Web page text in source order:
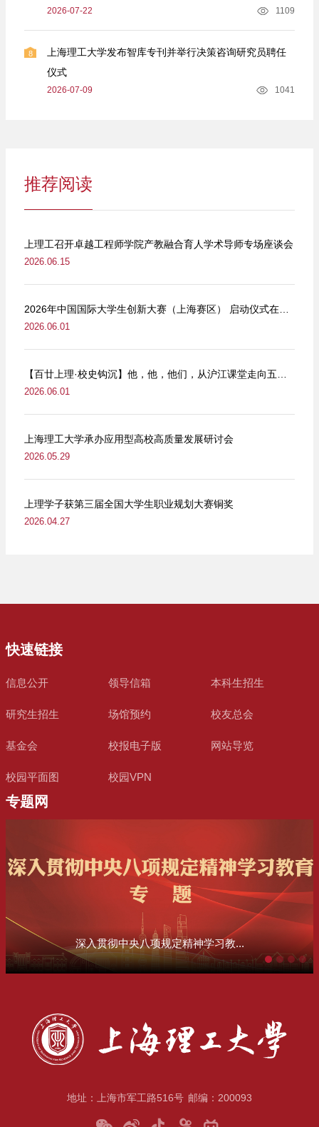
2026-07-22 1109
8
上海理工大学发布智库专刊并举行决策咨询研究员聘任
仪式
2026-07-09 1041
推荐阅读
上理工召开卓越工程师学院产教融合育人学术导师专场座谈会
2026.06.15
2026.06.01
2026.06.01
上海理工大学承办应用型高校高质量发展研讨会
2026.05.29
上理学子获第三届全国大学生职业规划大赛铜奖
2026.04.27
地址：上海市军工路516号 邮编：200093
快速链接
信息公开 领导信箱 本科生招生
研究生招生 场馆预约 校友总会
基金会 校报电子版 网站导览
校园平面图 校园VPN
专题网
深入贯彻中央八项规定精神学习教...